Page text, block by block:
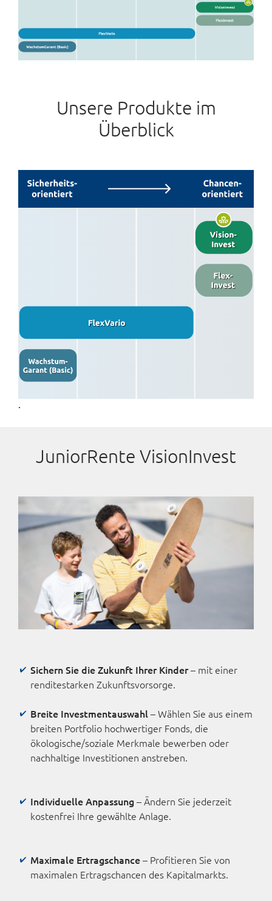
Unsere Produkte im
Überblick
JuniorRente VisionInvest
Sichern Sie die Zukunft Ihrer Kinder– mit einer
rendite­starken Zukunfts­vor­sorge.
Breite Invest­mentauswahl– Wählen Sie aus einem
breiten Portfolio hochwertiger Fonds, die
ökologische/soziale Merkmale bewerben oder
nachhaltige Investitionen anstreben.
Individuelle Anpassung– Ändern Sie jederzeit
kosten­frei Ihre gewählte Anlage.
Maximale Ertrags­chance– Profitieren Sie von
maxi­malen Ertrags­chancen des Kapitalmarkts.